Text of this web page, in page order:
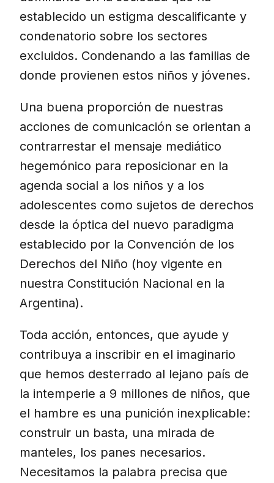
establecido un estigma descalificante y
condenatorio sobre los sectores
excluidos. Condenando a las familias de
donde provienen estos niños y jóvenes.
Una buena proporción de nuestras
acciones de comunicación se orientan a
contrarrestar el mensaje mediático
hegemónico para reposicionar en la
agenda social a los niños y a los
adolescentes como sujetos de derechos
desde la óptica del nuevo paradigma
establecido por la Convención de los
Derechos del Niño (hoy vigente en
nuestra Constitución Nacional en la
Argentina).
Toda acción, entonces, que ayude y
contribuya a inscribir en el imaginario
que hemos desterrado al lejano país de
la intemperie a 9 millones de niños, que
el hambre es una punición inexplicable:
construir un basta, una mirada de
manteles, los panes necesarios.
Necesitamos la palabra precisa que